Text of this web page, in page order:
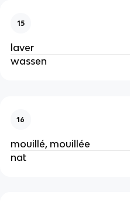
15
laver
wassen
16
mouillé, mouillée
nat